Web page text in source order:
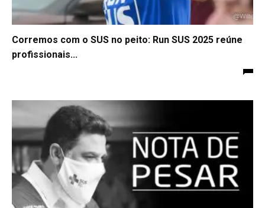
Corremos com o SUS no peito: Run SUS 2025 reúne
profissionais...